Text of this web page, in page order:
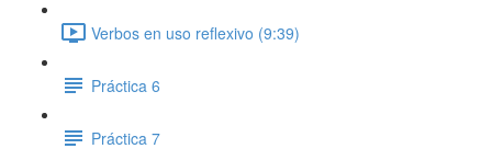
Verbos en uso reflexivo (9:39)
Práctica 6
Práctica 7